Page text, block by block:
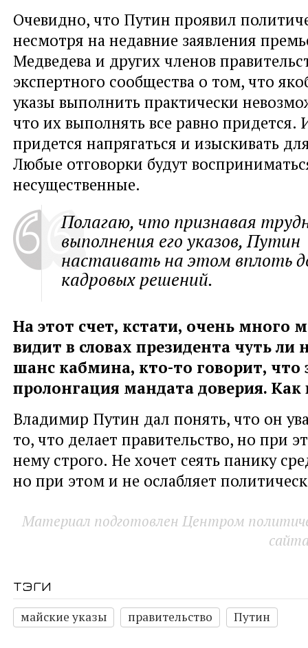
Очевидно, что Путин проявил
несмотря на недавние заявления
Медведева и других членов
экспертного сообщества о том, что
указы выполнить практически
что их выполнять все равно придется.
придется напрягаться и изыскивать
Любые отговорки будут
несущественные.
Полагаю, что признавая
выполнения его указов,
настаивать на этом вплоть
кадровых решений.
На этот счет, кстати, очень много
видит в словах президента чуть ли
шанс кабмина, кто-то говорит, что
пролонгация мандата доверия. Как
Владимир Путин дал понять, что он
то, что делает правительство, но при
нему строго. Не хочет сеять панику
но при этом и не ослабляет
Материал подготовлен Центром
тэги
майские указы правительство Путин